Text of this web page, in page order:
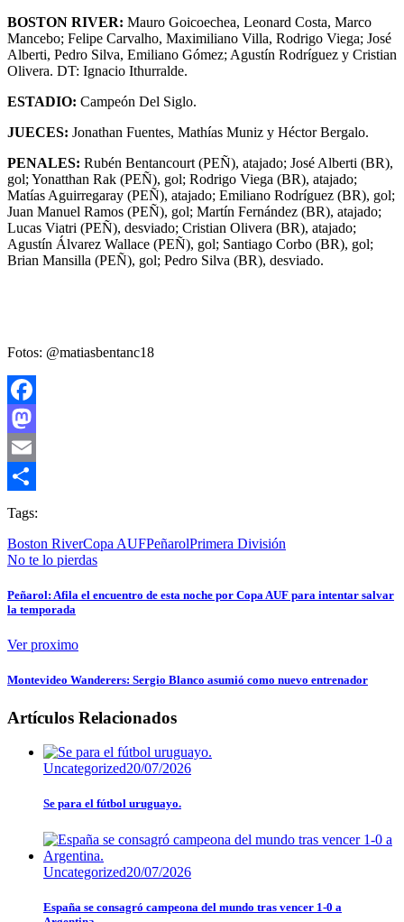
BOSTON RIVER: Mauro Goicoechea, Leonard Costa, Marco
Mancebo; Felipe Carvalho, Maximiliano Villa, Rodrigo Viega; José
Alberti, Pedro Silva, Emiliano Gómez; Agustín Rodríguez y Cristian
Olivera. DT: Ignacio Ithurralde.
ESTADIO: Campeón Del Siglo.
JUECES: Jonathan Fuentes, Mathías Muniz y Héctor Bergalo.
PENALES: Rubén Bentancourt (PEÑ), atajado; José Alberti (BR),
gol; Yonatthan Rak (PEÑ), gol; Rodrigo Viega (BR), atajado;
Matías Aguirregaray (PEÑ), atajado; Emiliano Rodríguez (BR), gol;
Juan Manuel Ramos (PEÑ), gol; Martín Fernández (BR), atajado;
Lucas Viatri (PEÑ), desviado; Cristian Olivera (BR), atajado;
Agustín Álvarez Wallace (PEÑ), gol; Santiago Corbo (BR), gol;
Brian Mansilla (PEÑ), gol; Pedro Silva (BR), desviado.
Fotos: @matiasbentanc18
Facebook
Mastodon
Email
Compartir
Tags:
Boston RiverCopa AUFPeñarolPrimera División
No te lo pierdas
Peñarol: Afila el encuentro de esta noche por Copa AUF para intentar salvar
la temporada
Ver proximo
Montevideo Wanderers: Sergio Blanco asumió como nuevo entrenador
Artículos Relacionados
Uncategorized20/07/2026
Se para el fútbol uruguayo.
Uncategorized20/07/2026
España se consagró campeona del mundo tras vencer 1-0 a